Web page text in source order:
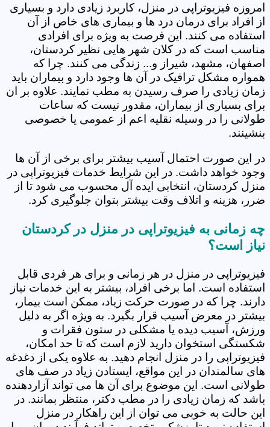
امروزه فیزیوتراپی در منزل، کاربرد زیادی دارد و بسیاری
از افراد برای درمان درد ها و بیماری های خاص از آن
استفاده می کنند. این فرصت به ویژه برای افرادی
مناسب است که در کلان شهر هایی نظیر کردستان،
اصفهان، مشهد، شیراز و... زندگی می کنند. چرا که
همواره مشکل ترافیک در آن ها وجود دارد و بیماران باید
زمان زیادی را صرف رسیدن به مطب نمایند. علاوه بر ان
برای بسیاری از بیماران، مقدور نیست که ساعات
طولانی را در وسیله نقلیه اعم از عمومی یا خصوصی
بنشینند.
در این صورت احتمال آسیب بیشتر برای برخی از آن ها
وجود خواهد داشت. در این شرایط خدمات فیزیوتراپی در
منزل کردستان، انتخابی ایده آل محسوب می شود تا از
ضرر، هزینه و اتلاف وقت بیشتر بتوان جلوگیری کرد.
چه زمانی به فیزیوتراپی در منزل در کردستان
نیاز است؟
فیزیوتراپی در منزل در هر زمانی و برای هر فردی قابل
استفاده است. اما برخی افراد، بیشتر به این خدمات نیاز
دارند. چرا که در صورت حرکت زیاد، ممکن است بیمار،
بیشتر در معرض آسیب قرار بگیرد. به ویژه اگر به دلیل
ورزش، آسیب دیده یا مشکلی در ستون فقرات و
شکستگی استخوان دارید لازم است که تا حد امکان،
فیزیوتراپی را در منزل انجام دهید. به علاوه یکی از دغدغه
های سالمندان در این مواقع، ایستادن زیاد در صف های
طولانی است. این موضوع برای آن ها می تواند آزاردهنده
باشد که زمان زیادی را در مطب دکتر، منتظر بمانند. در
این حالت به خوبی می توان از این راهکار در منزل